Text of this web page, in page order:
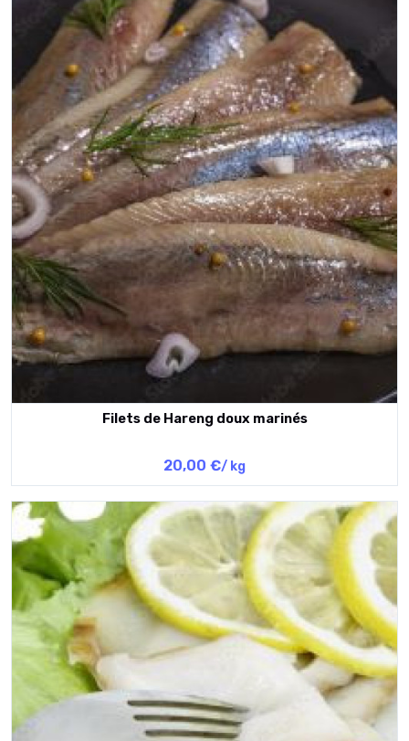
Filets de Hareng doux marinés
20,00 €/ kg